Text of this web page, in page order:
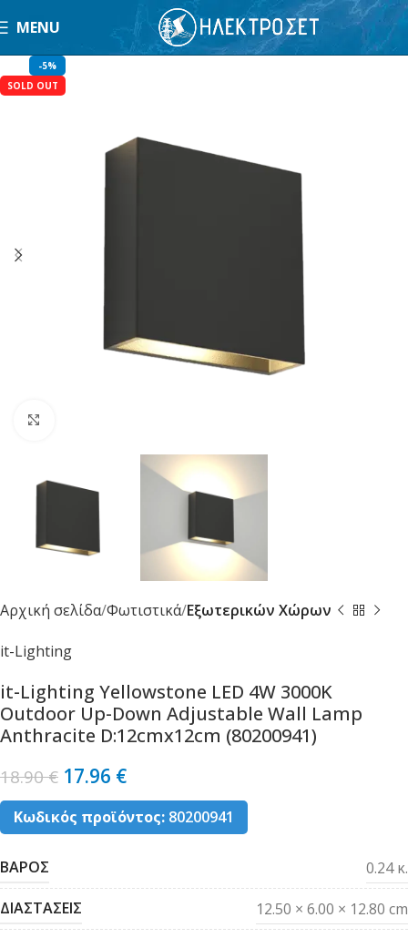
MENU
-5%
SOLD OUT
Αρχική σελίδα Φωτιστικά Εξωτερικών Χώρων
it-Lighting
it-Lighting Yellowstone LED 4W 3000K
Outdoor Up-Down Adjustable Wall Lamp
Anthracite D:12cmx12cm (80200941)
18.90€ 17.96 €
Κωδικός προϊόντος: 80200941
ΒΑΡΟΣ 0.24 κ.
ΔΙΑΣΤΑΣΕΙΣ 12.50 × 6.00 × 12.80 cm